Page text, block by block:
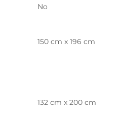
No
150 cm x 196 cm
132 cm x 200 cm